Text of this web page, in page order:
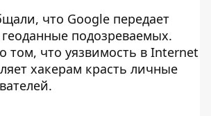
что Google передает
подозреваемых.
том, что уязвимость в Internet
хакерам красть личные